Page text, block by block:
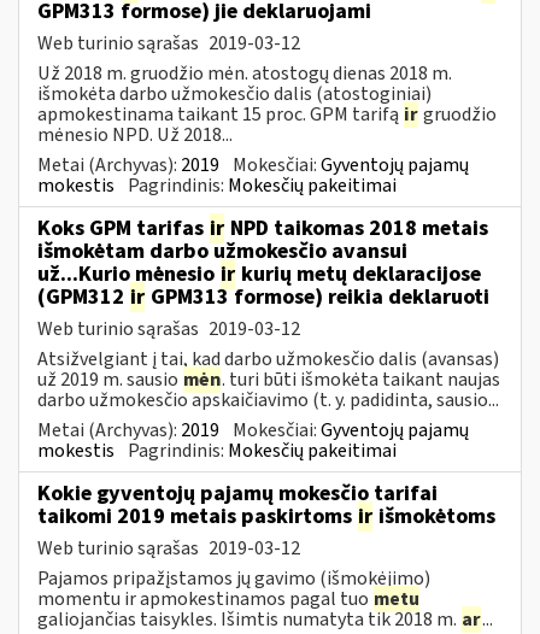
GPM313 formose) jie deklaruojami
Web turinio sąrašas 2019-03-12
Už 2018 m. gruodžio mėn. atostogų dienas 2018 m.
išmokėta darbo užmokesčio dalis (atostoginiai)
apmokestinama taikant 15 proc. GPM tarifą irgruodžio
mėnesio NPD. Už 2018...
Metai (Archyvas): 2019 Mokesčiai:Gyventojų pajamų
mokestis Pagrindinis: Mokesčių pakeitimai
Koks GPM tarifas ir NPD taikomas 2018 metais
išmokėtam darbo užmokesčio avansui
už...Kurio mėnesio ir kurių metų deklaracijose
(GPM312 ir GPM313 formose) reikia deklaruoti
Web turinio sąrašas 2019-03-12
Atsižvelgiant į tai, kad darbo užmokesčio dalis (avansas)
už 2019 m. sausio mėn. turi būti išmokėta taikant naujas
darbo užmokesčio apskaičiavimo (t. y. padidinta, sausio...
Metai (Archyvas): 2019 Mokesčiai:Gyventojų pajamų
mokestis Pagrindinis: Mokesčių pakeitimai
Kokie gyventojų pajamų mokesčio tarifai
taikomi 2019 metais paskirtoms ir išmokėtoms
Web turinio sąrašas 2019-03-12
Pajamos pripažįstamos jų gavimo (išmokėjimo)
momentu ir apmokestinamos pagal tuo metu
galiojančias taisykles. Išimtis numatyta tik 2018 m. ar...